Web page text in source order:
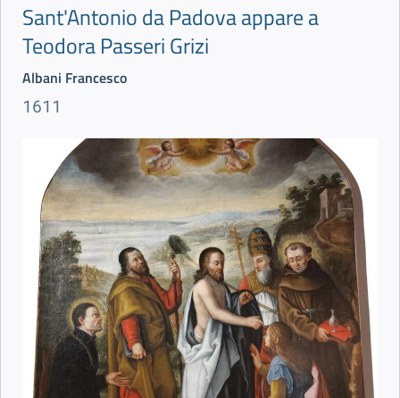
Sant'Antonio da Padova appare a
Teodora Passeri Grizi
Albani Francesco
1611